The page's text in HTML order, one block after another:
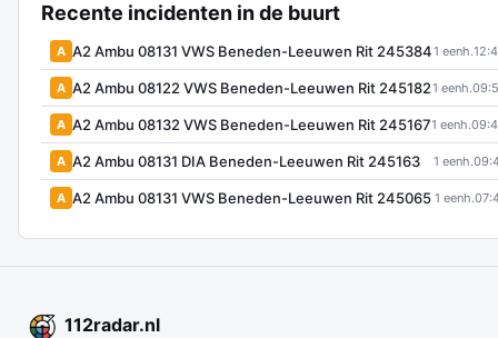
Recente incidenten in de buurt
A A2 Ambu 08131 VWS Beneden-Leeuwen Rit 2453841 eenh.
A A2 Ambu 08122 VWS Beneden-Leeuwen Rit 2451821 eenh.
A A2 Ambu 08132 VWS Beneden-Leeuwen Rit 2451671 eenh.
A A2 Ambu 08131 DIA Beneden-Leeuwen Rit 245163 1 eenh.
A A2 Ambu 08131 VWS Beneden-Leeuwen Rit 245065 1 eenh.
112radar.nl